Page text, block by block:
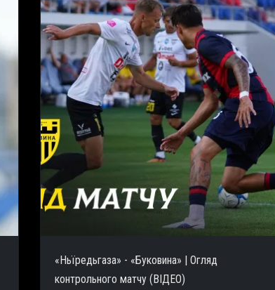
«Ньїредьгаза» - «Буковина» | Огляд
контрольного матчу (ВІДЕО)